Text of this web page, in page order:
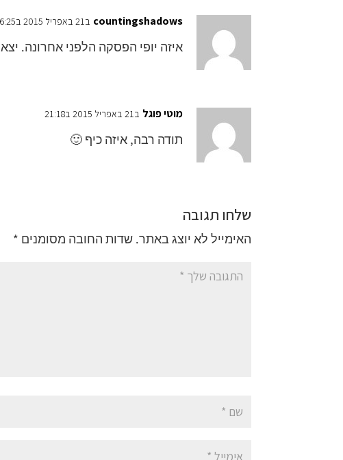
countingshadows ב21 באפריל 2015 ב06:25
איזה יופי הפסקה הלפני אחרונה.
מוטי פוגל ב21 באפריל 2015 ב21:18
תודה רבה, איזה כיף 🙂
שלחו תגובה
האימייל לא יוצג באתר. שדות החובה מסומנים *